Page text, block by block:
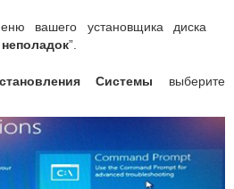
вашего установщика диска
”.
Системы выберите